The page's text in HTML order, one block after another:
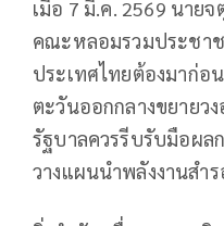
เมื่อ 7 มี.ค. 2569 นาย
คณะหลอมรวมประชา
ประเทศไทยต้องมาก่อ
ตะวันออกกลางขยายว
รัฐบาลควรรีบรับมือผล
วางแผนนำพลังงานสำ